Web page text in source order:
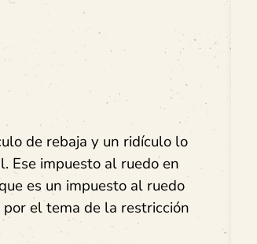
de rebaja y un ridículo lo
Ese impuesto al ruedo en
es un impuesto al ruedo
el tema de la restricción